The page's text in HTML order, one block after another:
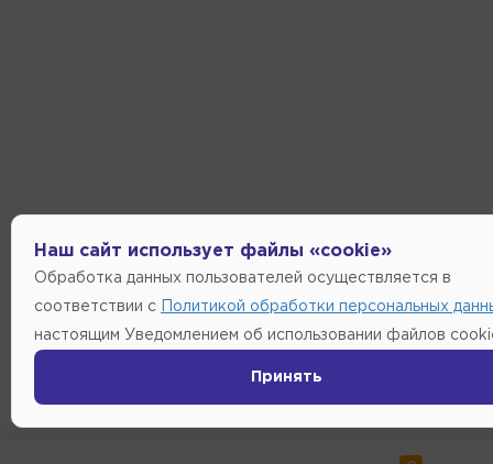
Наш сайт использует файлы «cookie»
Обработка данных пользователей осуществляется в
соответствии с Политикой обработки персональных
настоящим Уведомлением об использовании файлов
Принять